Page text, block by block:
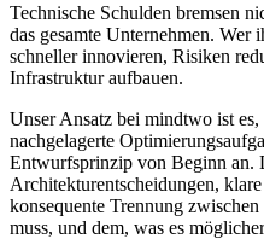
Technische Schulden bremsen
das gesamte Unternehmen. Wer
schneller innovieren, Risiken
Infrastruktur aufbauen.
Unser Ansatz bei mindtwo ist
nachgelagerte
Entwurfsprinzip von Beginn an.
Architekturentscheidungen,
konsequente Trennung
muss, und dem, was es